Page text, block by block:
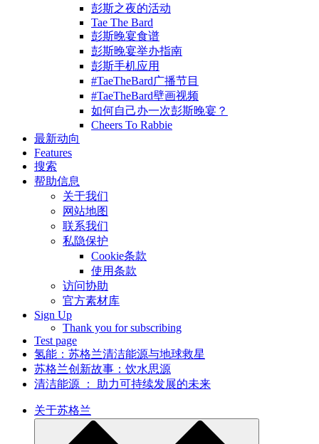
彭斯之夜的活动
Tae The Bard
彭斯晚宴食谱
彭斯晚宴举办指南
彭斯手机应用
#TaeTheBard广播节目
#TaeTheBard壁画视频
如何自己办一次彭斯晚宴？
Cheers To Rabbie
最新动向
Features
搜索
帮助信息
关于我们
网站地图
联系我们
私隐保护
Cookie条款
使用条款
访问协助
官方素材库
Sign Up
Thank you for subscribing
Test page
氢能：苏格兰清洁能源与地球救星
苏格兰创新故事：饮水思源
清洁能源 ： 助力可持续发展的未来
关于苏格兰